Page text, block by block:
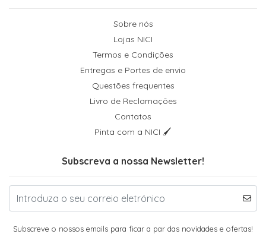
Sobre nós
Lojas NICI
Termos e Condições
Entregas e Portes de envio
Questões frequentes
Livro de Reclamações
Contatos
Pinta com a NICI 🖌
Subscreva a nossa Newsletter!
Subscreve o nossos emails para ficar a par das novidades e ofertas!